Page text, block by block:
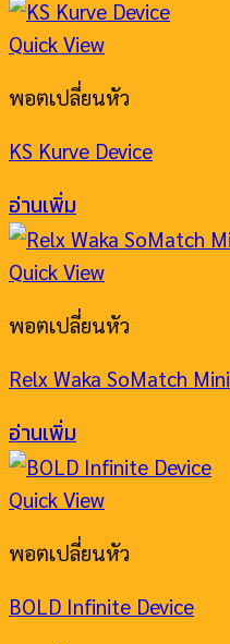
Quick View
พอตเปลี่ยนหัว
KS Kurve Device
อ่านเพิ่ม
Quick View
พอตเปลี่ยนหัว
Relx Waka SoMatch Mini
อ่านเพิ่ม
Quick View
พอตเปลี่ยนหัว
BOLD Infinite Device